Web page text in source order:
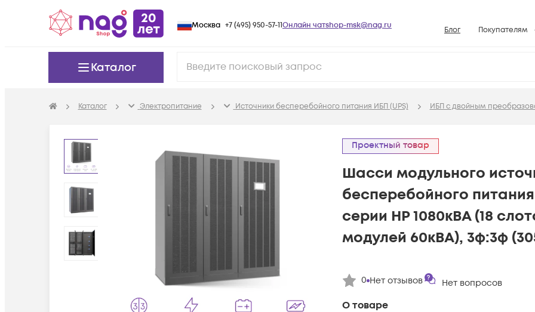
Москва +7 (495) 950-57-11Онлайн чатshop-msk@nag.ru Блог Покупателям
Условия
Вопросы и
База знаний
Каталог
Каталог Электропитание Источники бесперебойного питания ИБП (UPS) ИБП с двойным
О товаре
Проектный товар
Шасси модульного
бесперебойного
серии HP 1080кВА (18
модулей 60кВА), 3ф:3ф
0 Нет отзывов Нет вопросов